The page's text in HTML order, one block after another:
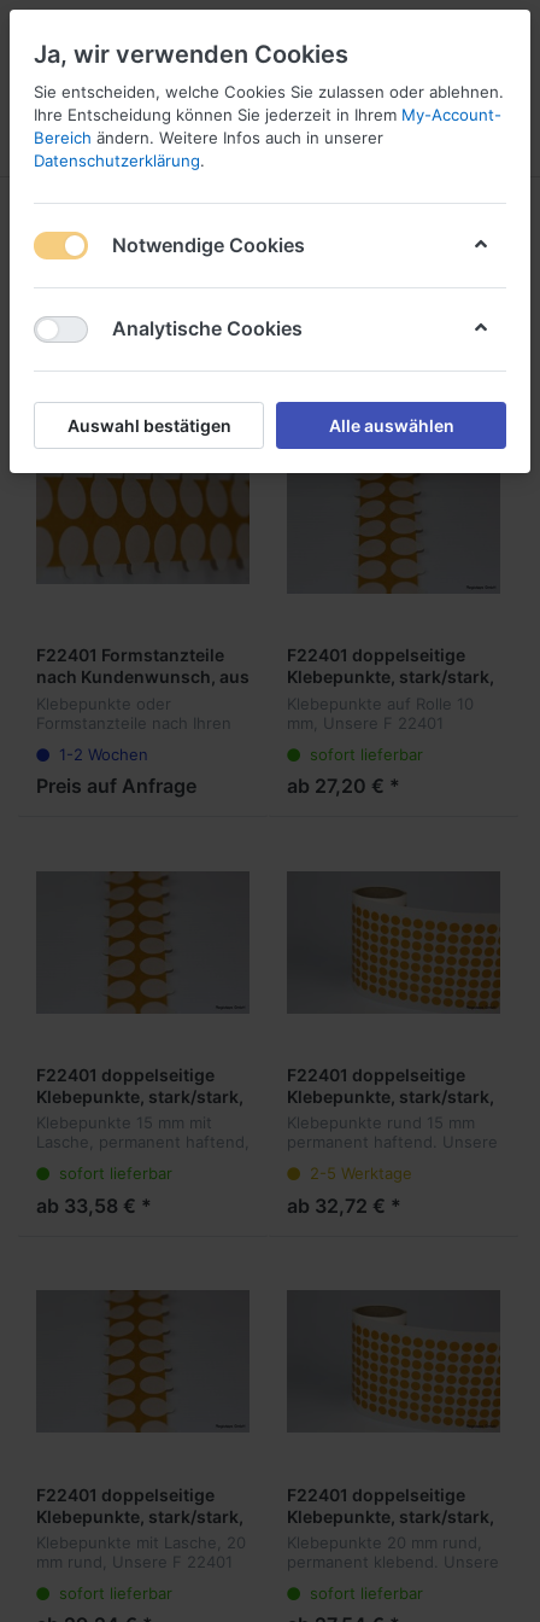
Menü Anmelden Wunschliste
1
1-24von
Filtern Sortieren
F22401 Formstanzteile
nach Kundenwunsch, aus
doppelseitigen
Papiervliesträger, Preise
Klebepunkte oder
Formstanzteile nach Ihren
Formstanzteile F 22401
zeichnen sich durch ihre
starke Klebkraft aus. Die
1-2 Wochen
Preis auf Anfrage
F22401 doppelseitige
Klebepunkte, stark/stark,
10 mm rund mit Lasche,
Acrylatkleber, 0,11 mm
Rolle
Klebepunkte auf Rolle 10
mm, Unsere F 22401
besonders starke Klebkraft
aus und eignen sich
deshalb gut für schnelle
sofort lieferbar
ab 27,20 € *
F22401 doppelseitige
Klebepunkte, stark/stark,
15 mm rund mit Lasche,
Acrylatkleber, 0,11 mm
Rolle
Klebepunkte 15 mm mit
Lasche, permanent haftend,
sich durch ihre besonders
starke Klebkraft aus und
eignen sich deshalb gut für
sofort lieferbar
ab 33,58 € *
F22401 doppelseitige
Klebepunkte, stark/stark,
15 mm rund ohne Lasche,
Acrylatkleber, 0,11 mm
Rolle
Klebepunkte rund 15 mm
permanent haftend. Unsere
durch ihre besonders
starke Klebkraft aus und
eignen sich deshalb gut für
2-5 Werktage
ab 32,72 € *
F22401 doppelseitige
Klebepunkte, stark/stark,
20 mm rund mit Lasche,
Acrylatkleber, 0,11 mm
Rolle
Klebepunkte mit Lasche, 20
mm rund, Unsere F 22401
besonders starke Klebkraft
sofort lieferbar
F22401 doppelseitige
Klebepunkte, stark/stark,
20 mm rund ohne Lasche,
Acrylatkleber, 0,11 mm
Rolle
Klebepunkte 20 mm rund,
permanent klebend. Unsere
durch ihre besonders
sofort lieferbar
Ja, wir verwenden Cookies
Sie entscheiden, welche Cookies Sie zulassen oder ablehnen.
Ihre Entscheidung können Sie jederzeit in Ihrem My-Account-
Bereich ändern. Weitere Infos auch in unserer
Datenschutzerklärung.
Notwendige Cookies
Analytische Cookies
Auswahl bestätigen Alle auswählen